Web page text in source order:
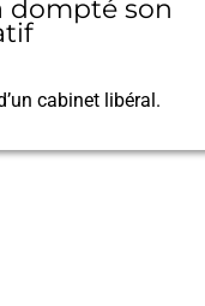
dompté son
cabinet libéral.